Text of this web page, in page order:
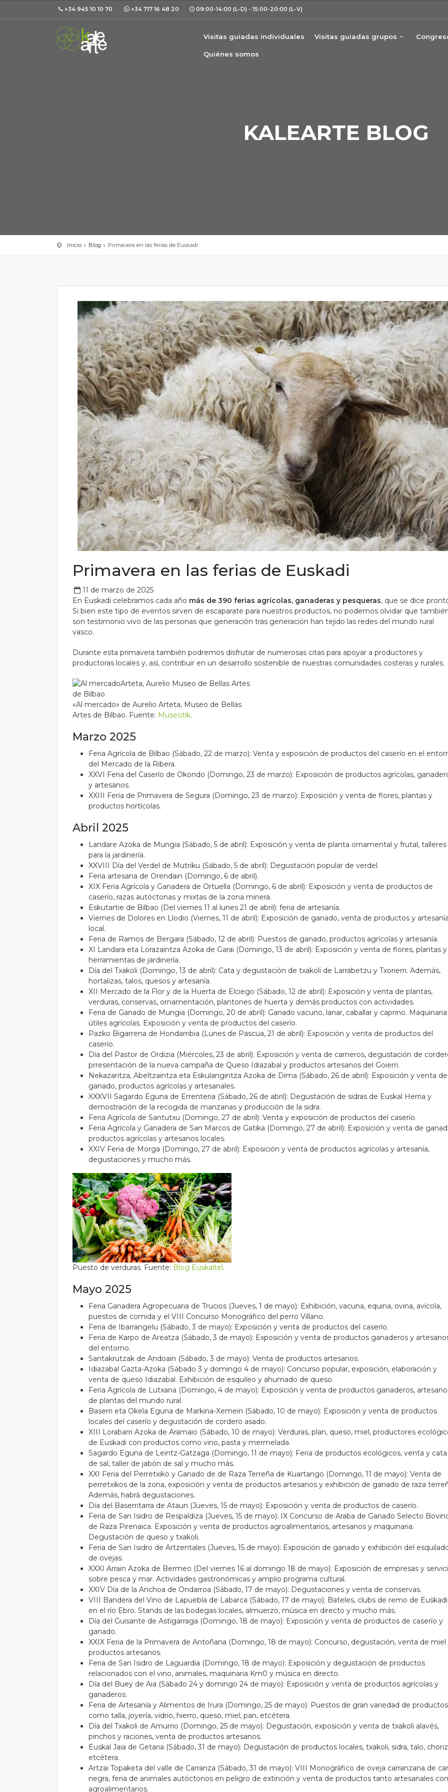
+34 945 10 10 70 +34 717 16 48 20 09:00-14:00 (L-D) - 15:00-20:00 (L-V)
Visitas guiadas individuales Visitas guiadas grupos
Quiénes somos
KALEARTE BLOG
Inicio Blog Primavera en las ferias de Euskadi
Primavera en las ferias de Euskadi
11 de marzo de 2025
En Euskadi celebramos cada año más de 390 ferias agrícolas, ganaderas y pesqueras, que se dice
Si bien este tipo de eventos sirven de escaparate para nuestros productos, no podemos olvidar que
son testimonio vivo de las personas que generación tras generación han tejido las redes del mundo rural
vasco.
Durante esta primavera también podremos disfrutar de numerosas citas para apoyar a productores y
productoras locales y, así, contribuir en un desarrollo sostenible de nuestras comunidades costeras y rurales.
«Al mercado» de Aurelio Arteta, Museo de Bellas
Artes de Bilbao. Fuente: Museotik.
Marzo 2025
Feria Agrícola de Bilbao (Sábado, 22 de marzo): Venta y exposición de productos del caserío en el
del Mercado de la Ribera.
XXVI Feria del Caserío de Okondo (Domingo, 23 de marzo): Exposición de productos agrícolas,
y artesanos.
XXIII Feria de Primavera de Segura (Domingo, 23 de marzo): Exposición y venta de flores, plantas y
productos hortícolas.
Abril 2025
Landare Azoka de Mungia (Sábado, 5 de abril): Exposición y venta de planta ornamental y frutal, talleres
para la jardinería.
XXVIII Día del Verdel de Mutriku (Sábado, 5 de abril): Degustación popular de verdel.
Feria artesana de Orendain (Domingo, 6 de abril).
XIX Feria Agrícola y Ganadera de Ortuella (Domingo, 6 de abril): Exposición y venta de productos de
caserío, razas autóctonas y mixtas de la zona minera.
Eskutartie de Bilbao (Del viernes 11 al lunes 21 de abril): feria de artesanía.
Viernes de Dolores en Llodio (Viernes, 11 de abril): Exposición de ganado, venta de productos y
local.
Feria de Ramos de Bergara (Sábado, 12 de abril): Puestos de ganado, productos agrícolas y artesanía.
XI Landara eta Lorazaintza Azoka de Garai (Domingo, 13 de abril): Exposición y venta de flores, plantas y
herramientas de jardinería.
Día del Txakoli (Domingo, 13 de abril): Cata y degustación de txakoli de Larrabetzu y Txorierri. Además,
hortalizas, talos, quesos y artesanía.
XII Mercado de la Flor y de la Huerta de Elciego (Sábado, 12 de abril): Exposición y venta de plantas,
verduras, conservas, ornamentación, plantones de huerta y demás productos con actividades.
Feria de Ganado de Mungia (Domingo, 20 de abril): Ganado vacuno, lanar, caballar y caprino.
útiles agrícolas. Exposición y venta de productos del caserío.
Pazko Bigarrena de Hondarribia (Lunes de Pascua, 21 de abril): Exposición y venta de productos del
caserío.
Día del Pastor de Ordizia (Miércoles, 23 de abril): Exposición y venta de carneros, degustación de
prresentación de la nueva campaña de Queso Idiazabal y productos artesanos del Goierri.
Nekazaritza, Abeltzaintza eta Eskulangintza Azoka de Dima (Sábado, 26 de abril): Exposición y venta de
ganado, productos agrícolas y artesanales.
XXXVII Sagardo Eguna de Errenteria (Sábado, 26 de abril): Degustación de sidras de Euskal Herria y
demostración de la recogida de manzanas y producción de la sidra.
Feria Agrícola de Santutxu (Domingo, 27 de abril): Venta y exposición de productos del caserío.
Feria Agrícola y Ganadera de San Marcos de Gatika (Domingo, 27 de abril): Exposición y venta de
productos agrícolas y artesanos locales.
XXIV Feria de Morga (Domingo, 27 de abril): Exposición y venta de productos agrícolas y artesanía,
degustaciones y mucho más.
Puesto de verduras. Fuente: Blog Euskaltel.
Mayo 2025
Feria Ganadera Agropecuaria de Trucios (Jueves, 1 de mayo): Exhibición, vacuna, equina, ovina, avícola,
puestos de comida y el VIII Concurso Monográfico del perro Villano.
Feria de Ibarrangelu (Sábado, 3 de mayo): Exposición y venta de productos del caserío.
Feria de Karpo de Areatza (Sábado, 3 de mayo): Exposición y venta de productos ganaderos y
del entorno.
Santakrutzak de Andoain (Sábado, 3 de mayo): Venta de productos artesanos.
Idiazabal Gazta-Azoka (Sábado 3 y domingo 4 de mayo): Concurso popular, exposición, elaboración y
venta de queso Idiazabal. Exhibición de esquileo y ahumado de queso.
Feria Agrícola de Lutxana (Domingo, 4 de mayo): Exposición y venta de productos ganaderos,
de plantas del mundo rural.
Baserri eta Okela Eguna de Markina-Xemein (Sábado, 10 de mayo): Exposición y venta de productos
locales del caserío y degustación de cordero asado.
XIII Lorabarri Azoka de Aramaio (Sábado, 10 de mayo): Verduras, plan, queso, miel, productores
de Euskadi con productos como vino, pasta y mermelada.
Sagardo Eguna de Leintz-Gatzaga (Domingo, 11 de mayo): Feria de productos ecológicos, venta y cata
de sal, taller de jabón de sal y mucho más.
XXI Feria del Perretxiko y Ganado de de Raza Terreña de Kuartango (Domingo, 11 de mayo): Venta de
perretxikos de la zona, exposición y venta de productos artesanos y exhibición de ganado de raza
Además, habrá degustaciones.
Día del Baserritarra de Ataun (Jueves, 15 de mayo): Exposición y venta de productos de caserío.
Feria de San Isidro de Respaldiza (Jueves, 15 de mayo): IX Concurso de Araba de Ganado Selecto
de Raza Pirenaica. Exposición y venta de productos agroalimentarios, artesanos y maquinaria.
Degustación de queso y txakoli.
Feria de San Isidro de Artzentales (Jueves, 15 de mayo): Exposición de ganado y exhibición del
de ovejas.
XXXI Arrain Azoka de Bermeo (Del viernes 16 al domingo 18 de mayo): Exposición de empresas y
sobre pesca y mar. Actividades gastronómicas y amplio programa cultural.
XXIV Día de la Anchoa de Ondarroa (Sábado, 17 de mayo): Degustaciones y venta de conservas.
VIII Bandera del Vino de Lapuebla de Labarca (Sábado, 17 de mayo): Bateles, clubs de remo de Euskadi
en el río Ebro. Stands de las bodegas locales, almuerzo, música en directo y mucho más.
Día del Guisante de Astigarraga (Domingo, 18 de mayo): Exposición y venta de productos de caserío y
ganado.
XXIX Feria de la Primavera de Antoñana (Domingo, 18 de mayo): Concurso, degustación, venta de miel
productos artesanos.
Feria de San Isidro de Laguardia (Domingo, 18 de mayo): Exposición y degustación de productos
relacionados con el vino, animales, maquinaria Km0 y música en directo.
Día del Buey de Aia (Sábado 24 y domingo 24 de mayo): Exposición y venta de productos agrícolas y
ganaderos.
Feria de Artesanía y Alimentos de Irura (Domingo, 25 de mayo): Puestos de gran variedad de productos
como talla, joyería, vidrio, hierro, queso, miel, pan, etcétera.
Día del Txakoli de Amurrio (Domingo, 25 de mayo): Degustación, exposición y venta de txakoli alavés,
pinchos y raciones, venta de productos artesanos.
Euskal Jaia de Getaria (Sábado, 31 de mayo): Degustación de productos locales, txakoli, sidra, talo,
etcétera.
Artzai Topaketa del valle de Carranza (Sábado, 31 de mayo): VIII Monográfico de oveja carranzana de
negra, feria de animales autóctonos en peligro de extinción y venta de productos tanto artesanales
agroalimentarios.